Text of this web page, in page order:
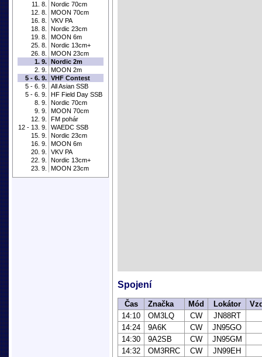
11. 8.
Nordic 70cm
12. 8.
MOON 70cm
16. 8.
VKV PA
18. 8.
Nordic 23cm
19. 8.
MOON 6m
25. 8.
Nordic 13cm+
26. 8.
MOON 23cm
1. 9. Nordic 2m
2. 9.
MOON 2m
5 - 6. 9. VHF Contest
5 - 6. 9.
All Asian SSB
5 - 6. 9.
HF Field Day SSB
8. 9.
Nordic 70cm
9. 9.
MOON 70cm
12. 9.
FM pohár
12 - 13. 9.
WAEDC SSB
15. 9.
Nordic 23cm
16. 9.
MOON 6m
20. 9.
VKV PA
22. 9.
Nordic 13cm+
23. 9.
MOON 23cm
Spojení
Čas Značka Mód Lokátor
14:10
OM3LQ CW
JN88RT
14:24
9A6K CW
JN95GO
14:30
9A2SB CW
JN95GM
14:32
OM3RRC CW
JN99EH